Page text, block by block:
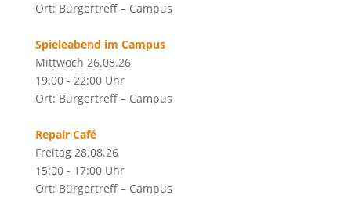
Ort: Bürgertreff – Campus
Spieleabend im Campus
Mittwoch 26.08.26
19:00 - 22:00 Uhr
Ort: Bürgertreff – Campus
Repair Café
Freitag 28.08.26
15:00 - 17:00 Uhr
Ort: Bürgertreff – Campus